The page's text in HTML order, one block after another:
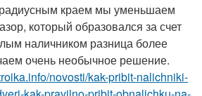
радиусным краем мы уменьшаем
который образовался за счет
наличником разница более
очень необычное решение.
novosti/kak-pribit-nalichniki-